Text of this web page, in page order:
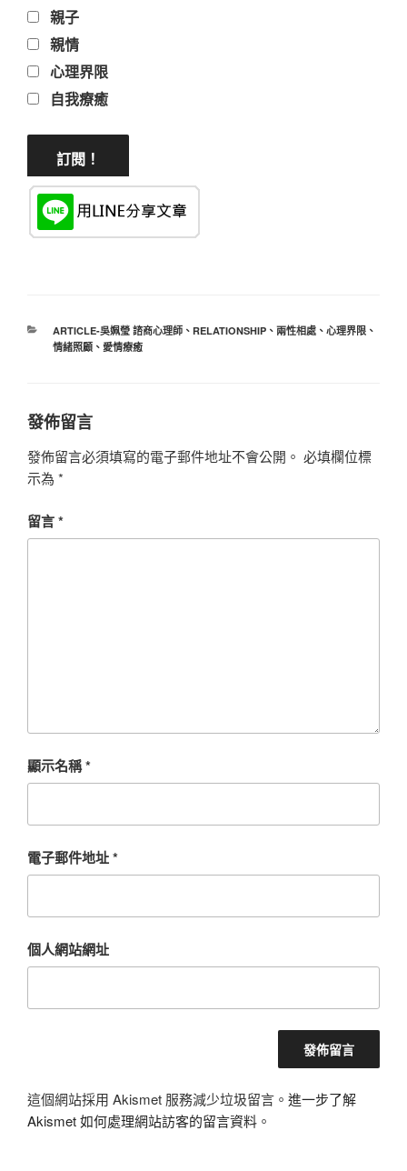
親子
親情
心理界限
自我療癒
分
類
ARTICLE-吳姵瑩 諮商心理師、 RELATIONSHIP、 兩性相處、 心理界限、
情緒照顧、 愛情療癒
發佈留言
發佈留言必須填寫的電子郵件地址不會公開。 必填欄位標
示為 *
留言*
顯示名稱*
電子郵件地址*
個人網站網址
這個網站採用 Akismet 服務減少垃圾留言。 進一步了解
Akismet 如何處理網站訪客的留言資料 。